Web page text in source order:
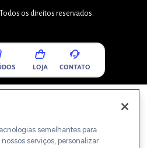
os direitos reservados.
LOJA CONTATO
semelhantes para
serviços, personalizar